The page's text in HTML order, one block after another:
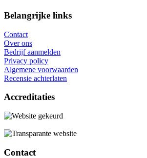
Belangrijke links
Contact
Over ons
Bedrijf aanmelden
Privacy policy
Algemene voorwaarden
Recensie achterlaten
Accreditaties
Contact